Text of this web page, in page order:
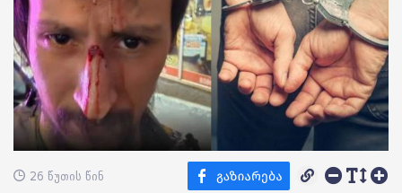
26 წუთის წინ